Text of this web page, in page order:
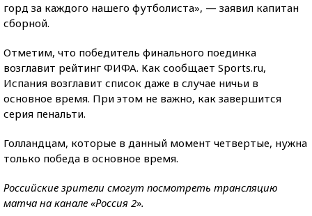
горд за каждого нашего футболиста», — заявил капитан
сборной.
Отметим, что победитель финального поединка
возглавит рейтинг ФИФА. Как сообщает Sports.ru,
Испания возглавит список даже в случае ничьи в
основное время. При этом не важно, как завершится
серия пенальти.
Голландцам, которые в данный момент четвертые, нужна
только победа в основное время.
Российские зрители смогут посмотреть трансляцию
матча на канале «Россия 2».